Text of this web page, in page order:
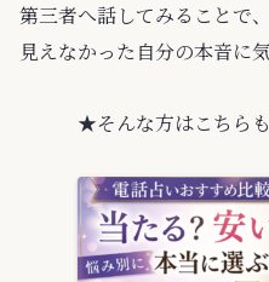
第三者へ話してみることで、
見えなかった自分の本音に
★そんな方はこちら